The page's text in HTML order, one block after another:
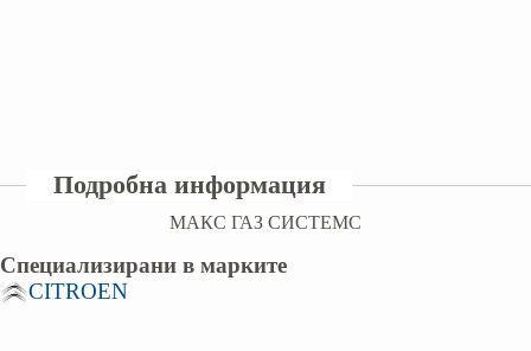
Подробна информация
МАКС ГАЗ СИСТЕМС
Специализирани в марките
CITROEN